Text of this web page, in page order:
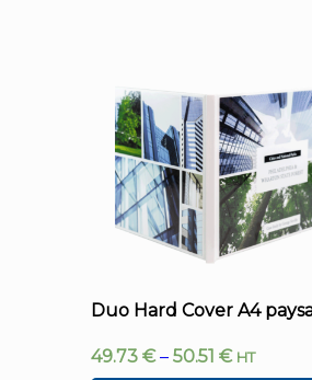
Duo Hard Cover A4
49.73 €– 50.51 € HT